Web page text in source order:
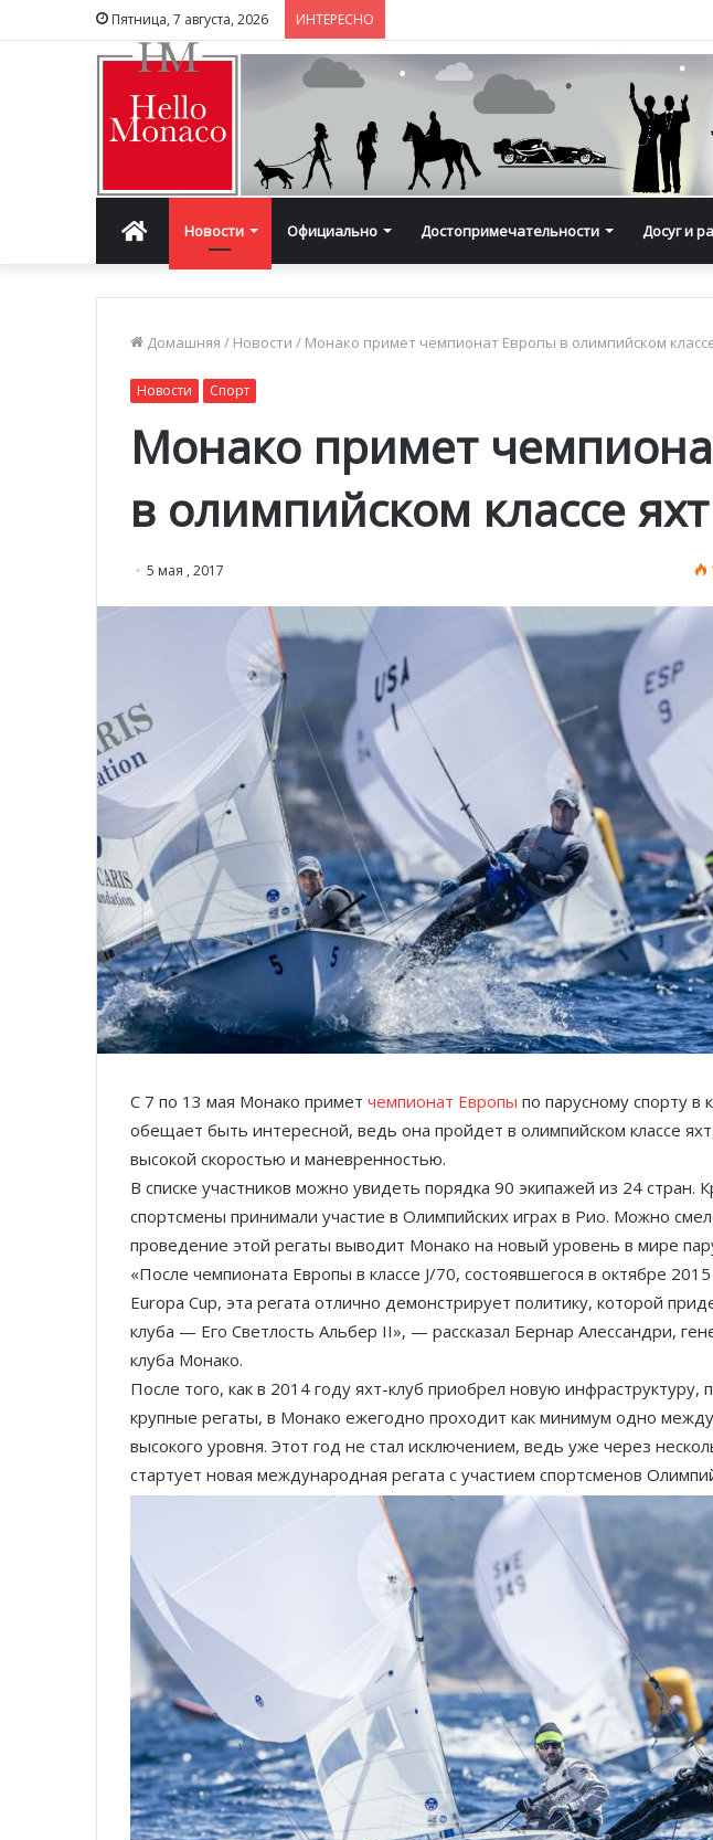
Пятница, 7 августа, 2026 ИНТЕРЕСНО
ГлавнаяНовости Официально Достопримечательности Досуг и
Домашняя / Новости / Монако примет чемпионат Европы в олимпийском
Новости Спорт
Монако примет
в олимпийском классе
5 мая , 2017
С 7 по 13 мая Монако примет чемпионат Европы по парусному спорту в
обещает быть интересной, ведь она пройдет в олимпийском классе
высокой скоростью и маневренностью.
В списке участников можно увидеть порядка 90 экипажей из 24 стран.
спортсмены принимали участие в Олимпийских играх в Рио. Можно
проведение этой регаты выводит Монако на новый уровень в мире
«После чемпионата Европы в классе J/70, состоявшегося в октябре
Europa Cup, эта регата отлично демонстрирует политику, которой
клуба — Его Светлость Альбер II», — рассказал Бернар Алессандри,
клуба Монако.
После того, как в 2014 году яхт-клуб приобрел новую
крупные регаты, в Монако ежегодно проходит как минимум одно
высокого уровня. Этот год не стал исключением, ведь уже через
стартует новая международная регата с участием спортсменов